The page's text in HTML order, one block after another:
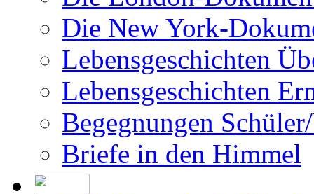
Die New York-
Lebensgeschichten
Lebensgeschichten
Begegnungen
Briefe in den Himmel